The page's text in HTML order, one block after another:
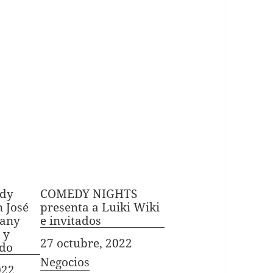
José
y
COMEDY NIGHTS
presenta a Luiki Wiki
e invitados
Fecha
27 octubre, 2022
In relation to
Negocios